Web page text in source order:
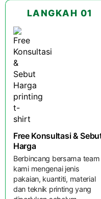
LANGKAH 01
Free Konsultasi &
Harga
Berbincang bersama team
kami mengenai jenis
pakaian, kuantiti, material
dan teknik printing yang